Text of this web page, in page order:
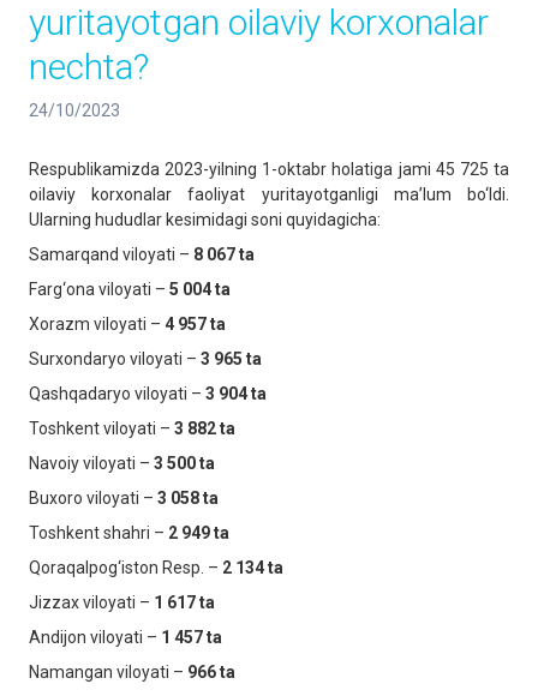
yuritayotgan oilaviy korxonalar
nechta?
24/10/2023
Respublikamizda 2023-yilning 1-oktabr holatiga jami 45 725 ta
oilaviy korxonalar faoliyat yuritayotganligi ma’lum bo‘ldi.
Ularning hududlar kesimidagi soni quyidagicha:
Samarqand viloyati – 8 067ta
Farg‘ona viloyati – 5 004 ta
Xorazm viloyati – 4 957 ta
Surxondaryo viloyati – 3 965 ta
Qashqadaryo viloyati – 3 904 ta
Toshkent viloyati – 3 882 ta
Navoiy viloyati – 3 500 ta
Buxoro viloyati – 3 058 ta
Toshkent shahri – 2 949 ta
Qoraqalpog‘iston Resp. – 2 134 ta
Jizzax viloyati – 1 617 ta
Andijon viloyati – 1 457 ta
Namangan viloyati – 966 ta